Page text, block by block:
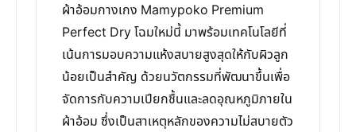
ผ้าอ้อมกางเกง Mamypoko Premium
Perfect Dry โฉมใหม่นี้ มาพร้อมเทคโนโลยีที่
เน้นการมอบความแห้งสบายสูงสุดให้กับผิวลูก
น้อยเป็นสำคัญ ด้วยนวัตกรรมที่พัฒนาขึ้นเพื่อ
จัดการกับความเปียกชื้นและลดอุณหภูมิภายใน
ผ้าอ้อม ซึ่งเป็นสาเหตุหลักของความไม่สบายตัว